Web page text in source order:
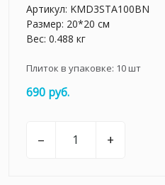
Артикул: KMD3STA100BN
Размер: 20*20 см
Вес: 0.488 кг
Плиток в упаковке: 10шт
690 руб.
– +